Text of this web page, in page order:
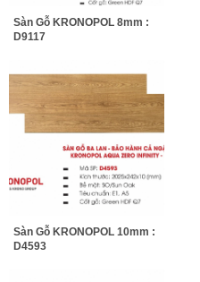
Sàn Gỗ KRONOPOL 8mm :
D9117
Sàn Gỗ KRONOPOL 10mm :
D4593